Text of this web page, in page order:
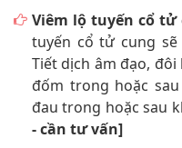
Viêm lộ tuyến cổ tử
tuyến cổ tử cung
Tiết dịch âm đạo,
đốm trong hoặc
đau trong hoặc sau
- cần tư vấn]